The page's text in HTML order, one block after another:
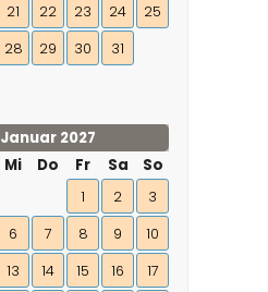
21 22 23 24
25
28 29 30 31
Januar 2027
Mi Do Fr Sa So
1 2
3
6 7 8 9
10
13 14 15 16
17